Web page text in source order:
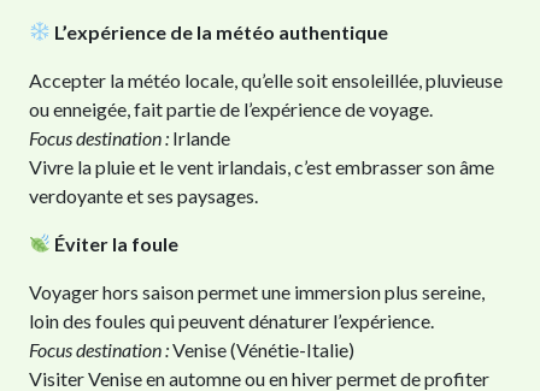
L’expérience de la météo authentique
Accepter la météo locale, qu’elle soit ensoleillée, pluvieuse
ou enneigée, fait partie de l’expérience de voyage.
Focus destination : Irlande
Vivre la pluie et le vent irlandais, c’est embrasser son âme
verdoyante et ses paysages.
Éviter la foule
Voyager hors saison permet une immersion plus sereine,
loin des foules qui peuvent dénaturer l’expérience.
Focus destination :Venise (Vénétie-Italie)
Visiter Venise en automne ou en hiver permet de profiter